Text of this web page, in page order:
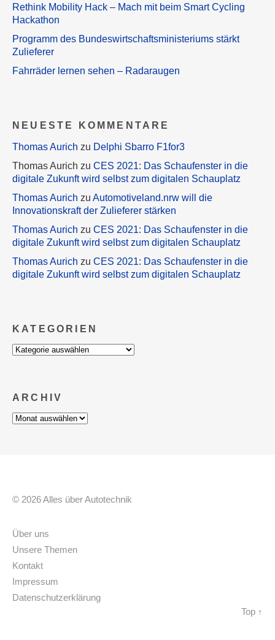
Rethink Mobility Hack – Mach mit beim Smart Cycling
Hackathon
Programm des Bundeswirtschaftsministeriums stärkt
Zulieferer
Fahrräder lernen sehen – Radaraugen
NEUESTE KOMMENTARE
Thomas Aurich zu Delphi Sbarro F1for3
Thomas Aurich zu CES 2021: Das Schaufenster in die
digitale Zukunft wird selbst zum digitalen Schauplatz
Thomas Aurich zu Automotiveland.nrw will die
Innovationskraft der Zulieferer stärken
Thomas Aurich zu CES 2021: Das Schaufenster in die
digitale Zukunft wird selbst zum digitalen Schauplatz
Thomas Aurich zu CES 2021: Das Schaufenster in die
digitale Zukunft wird selbst zum digitalen Schauplatz
KATEGORIEN
Kategorien
ARCHIV
Archiv
© 2026 Alles über Autotechnik
Über uns
Unsere Themen
Kontakt
Impressum
Datenschutzerklärung
Top ↑